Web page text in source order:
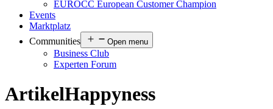
EUROCC European Customer Champion
Events
Marktplatz
Communities
Open menu
Business Club
Experten Forum
ArtikelHappyness